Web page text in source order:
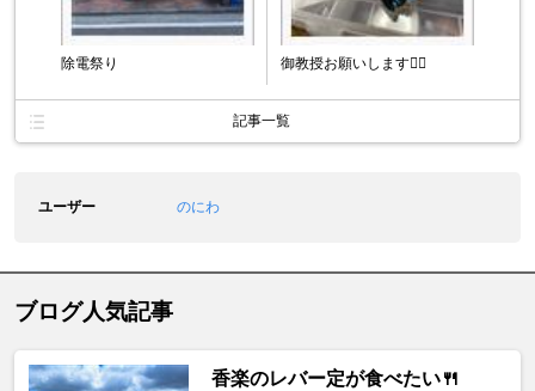
除電祭り 御教授お願いします🙇‍♂️
記事一覧
ユーザー のにわ
ブログ人気記事
香楽のレバー定が食べたい🍴